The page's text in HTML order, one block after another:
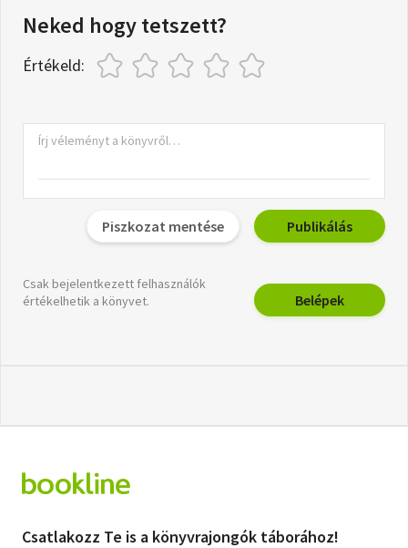
Neked hogy tetszett?
Értékeld:
Piszkozat mentése Publikálás
Csak bejelentkezett felhasználók
értékelhetik a könyvet.
Belépek
Csatlakozz Te is a könyvrajongók táborához!